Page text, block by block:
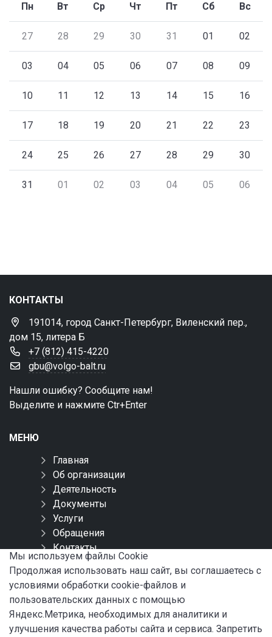
Пн Вт Ср Чт Пт Сб Вс
27 28 29 30 31 01 02
03 04 05 06 07 08 09
10 11 12 13 14 15 16
17 18 19 20 21 22 23
24 25 26 27 28 29 30
31 01 02 03 04 05 06
КОНТАКТЫ
191014, город Санкт-Петербург, Виленский пер.,
дом 15, литера Б
+7 (812) 415-4220
gbu@volgo-balt.ru
Нашли ошибку? Сообщите нам!
Выделите и нажмите Ctr+Enter
МЕНЮ
Главная
Об организации
Деятельность
Документы
Услуги
Обращения
Контакты
Карта сайта
СОЦИАЛЬНЫЕ СЕТИ
Мы используем файлы Сookie
Продолжая использовать наш сайт, вы соглашаетесь с
условиями обработки cookie-файлов и
пользовательских данных с помощью
Яндекс.Метрика, необходимых для аналитики и
улучшения качества работы сайта и сервиса. Запретить